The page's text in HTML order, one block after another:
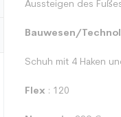
Aussteigen des
Bauwesen/
Schuh mit 4 Haken
Flex : 120